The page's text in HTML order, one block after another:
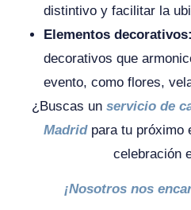
distintivo y facilitar la
Elementos decorativos:
decorativos que
evento, como flores,
¿Buscas un servicio de
Madrid para tu próximo
celebración
¡Nosotros nos